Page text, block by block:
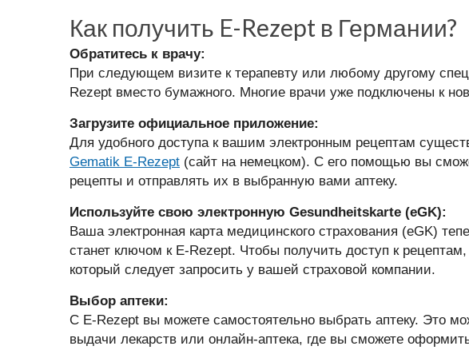
Как получить E-Rezept в Германии?
Обратитесь к врачу:
При следующем визите к терапевту или любому другому
Rezept вместо бумажного. Многие врачи уже подключены к
Загрузите официальное приложение:
Для удобного доступа к вашим электронным рецептам
Gematik E-Rezept (сайт на немецком). С его помощью вы
рецепты и отправлять их в выбранную вами аптеку.
Используйте свою электронную Gesundheitskarte (eGK):
Ваша электронная карта медицинского страхования (eGK)
станет ключом к E-Rezept. Чтобы получить доступ к
который следует запросить у вашей страховой компании.
Выбор аптеки:
С E-Rezept вы можете самостоятельно выбрать аптеку. Это
выдачи лекарств или онлайн-аптека, где вы сможете